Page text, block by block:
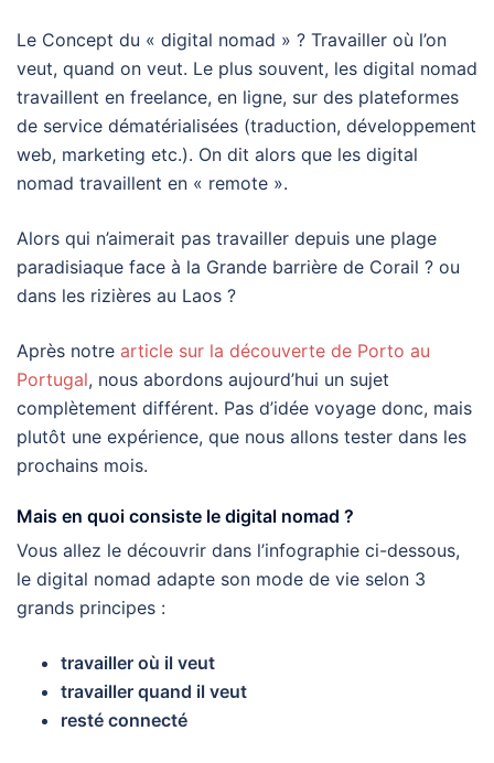
Le Concept du « digital nomad » ? Travailler où l’on
veut, quand on veut. Le plus souvent, les digital nomad
travaillent en freelance, en ligne, sur des plateformes
de service dématérialisées (traduction, développement
web, marketing etc.). On dit alors que les digital
nomad travaillent en « remote ».
Alors qui n’aimerait pas travailler depuis une plage
paradisiaque face à la Grande barrière de Corail ? ou
dans les rizières au Laos ?
Après notre article sur la découverte de Porto au
Portugal, nous abordons aujourd’hui un sujet
complètement différent. Pas d’idée voyage donc, mais
plutôt une expérience, que nous allons tester dans les
prochains mois.
Mais en quoi consiste le digital nomad ?
Vous allez le découvrir dans l’infographie ci-dessous,
le digital nomad adapte son mode de vie selon 3
grands principes :
travailler où il veut
travailler quand il veut
resté connecté